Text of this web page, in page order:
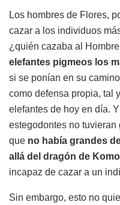
Los hombres de Flores,
cazar a los individuos
¿quién cazaba al
elefantes pigmeos los
si se ponían en su
como defensa propia, tal
elefantes de hoy en día.
estegodontes no
que no había grandes
allá del dragón de
incapaz de cazar a un
Sin embargo, esto no